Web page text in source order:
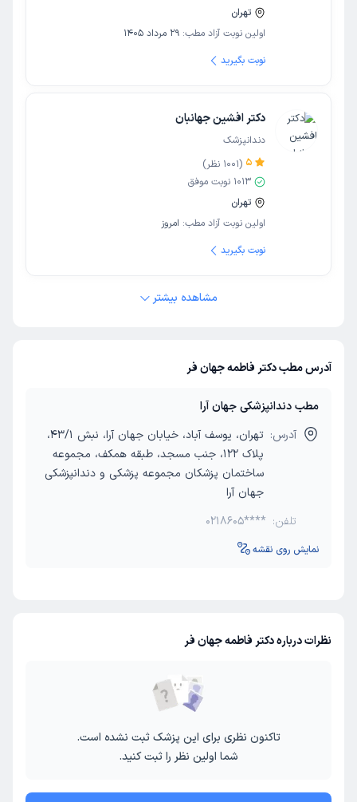
تهران
اولین نوبت آزاد مطب: 29 مرداد 1405
نوبت بگیرید
دکتر افشین جهانبان
دندانپزشک
5
(
1001 نظر)
1013 نوبت موفق
تهران
اولین نوبت آزاد مطب: امروز
نوبت بگیرید
مشاهده بیشتر
آدرس مطب دکتر فاطمه جهان فر
مطب دندانپزشکی جهان آرا
آدرس:
تهران، یوسف آباد، خیابان جهان آرا، نبش 43/1،
پلاک 122، جنب مسجد، طبقه همکف، مجموعه
ساختمان پزشکان مجموعه پزشکی و دندانپزشکی
جهان آرا
تلفن: 0218605****
نمایش روی نقشه
نظرات درباره دکتر فاطمه جهان فر
تاکنون نظری برای این پزشک ثبت نشده است.
شما اولین نظر را ثبت کنید.